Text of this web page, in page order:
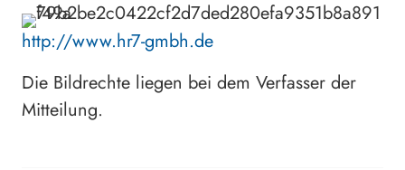
http://www.hr7-gmbh.de
Die Bildrechte liegen bei dem Verfasser der
Mitteilung.